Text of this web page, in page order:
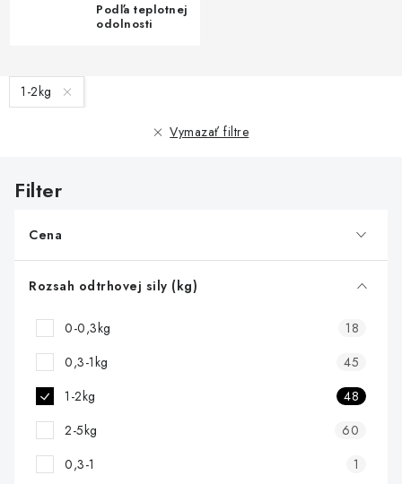
Odstúpenie od zmluvy
Podľa teplotnej
odolnosti
V
ý
s
o
1-2kg
Vymazať filtre
Cena
Rozsah odtrhovej sily (kg)
0-0,3kg
18
0,3-1kg
45
1-2kg
48
2-5kg
60
0,3-1
1